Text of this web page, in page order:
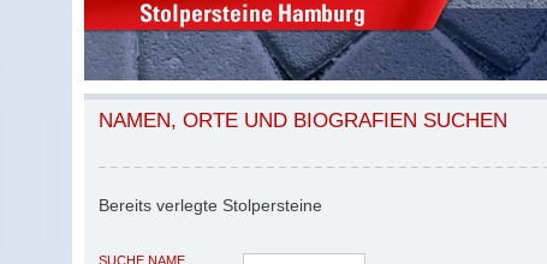
NAMEN, ORTE UND BIOGRAFIEN SUCHEN
Bereits verlegte Stolpersteine
SUCHE NAME